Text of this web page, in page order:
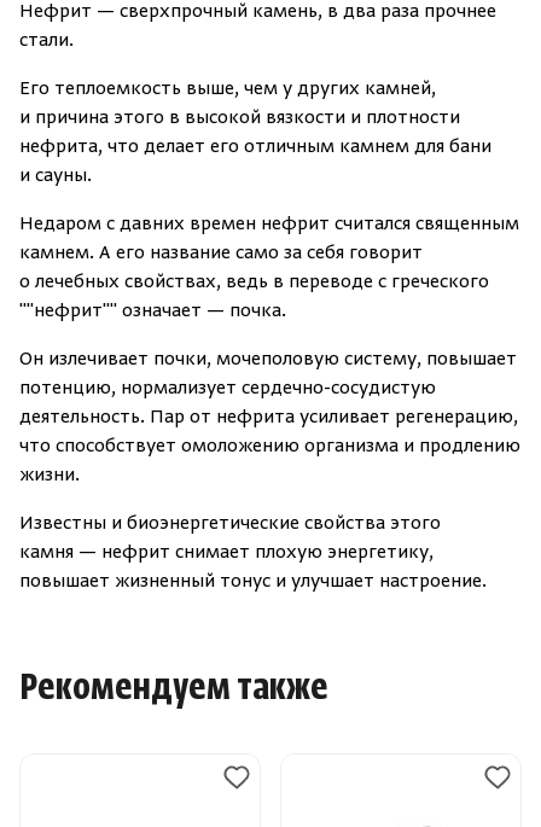
Нефрит — сверхпрочный камень, в два раза прочнее
стали.
Его теплоемкость выше, чем у других камней,
и причина этого в высокой вязкости и плотности
нефрита, что делает его отличным камнем для бани
и сауны.
Недаром с давних времен нефрит считался священным
камнем. А его название само за себя говорит
о лечебных свойствах, ведь в переводе с греческого
""нефрит"" означает — почка.
Он излечивает почки, мочеполовую систему, повышает
потенцию, нормализует сердечно-сосудистую
деятельность. Пар от нефрита усиливает регенерацию,
что способствует омоложению организма и продлению
жизни.
Известны и биоэнергетические свойства этого
камня — нефрит снимает плохую энергетику,
повышает жизненный тонус и улучшает настроение.
Рекомендуем также
Зарегистрироваться